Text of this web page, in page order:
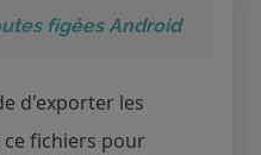
figées Android
d'exporter les
ce fichiers pour